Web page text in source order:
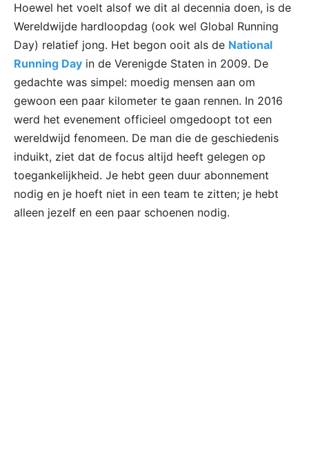
Hoewel het voelt alsof we dit al decennia doen, is de
Wereldwijde hardloopdag (ook wel Global Running
Day) relatief jong. Het begon ooit als de National
Running Day in de Verenigde Staten in 2009. De
gedachte was simpel: moedig mensen aan om
gewoon een paar kilometer te gaan rennen. In 2016
werd het evenement officieel omgedoopt tot een
wereldwijd fenomeen. De man die de geschiedenis
induikt, ziet dat de focus altijd heeft gelegen op
toegankelijkheid. Je hebt geen duur abonnement
nodig en je hoeft niet in een team te zitten; je hebt
alleen jezelf en een paar schoenen nodig.